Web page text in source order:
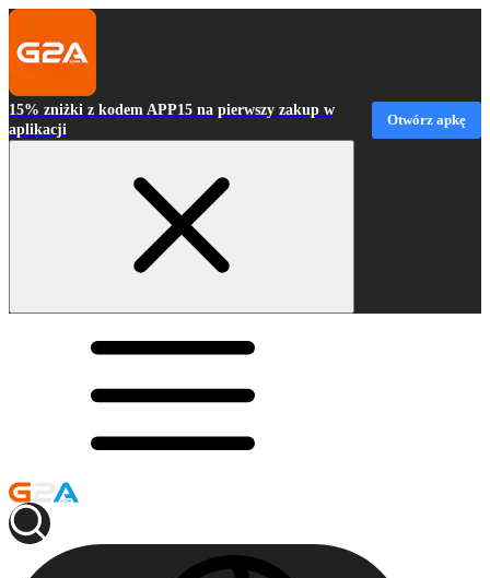
15% zniżki z kodem APP15 na pierwszy zakup w
aplikacji
Otwórz apkę